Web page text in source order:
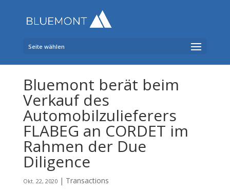
Seite wählen
Bluemont berät beim
Verkauf des
Automobilzulieferers
FLABEG an CORDET im
Rahmen der Due
Diligence
Okt. 22, 2020| Transactions